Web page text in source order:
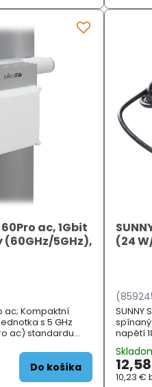
ac, 1Gbit
(60GHz/5GHz),
ac; Kompaktní
s 5 GHz
ac) standardu
pásmu není
rušením, a
Do košíka
(24
SUNNY
napětí
kabelu
10,23 €